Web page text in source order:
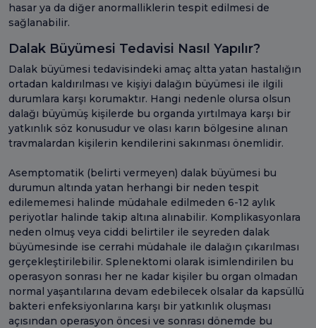
hasar ya da diğer anormalliklerin tespit edilmesi de
sağlanabilir.
Dalak Büyümesi Tedavisi Nasıl Yapılır?
Dalak büyümesi tedavisindeki amaç altta yatan hastalığın
ortadan kaldırılması ve kişiyi dalağın büyümesi ile ilgili
durumlara karşı korumaktır. Hangi nedenle olursa olsun
dalağı büyümüş kişilerde bu organda yırtılmaya karşı bir
yatkınlık söz konusudur ve olası karın bölgesine alınan
travmalardan kişilerin kendilerini sakınması önemlidir.
Asemptomatik (belirti vermeyen) dalak büyümesi bu
durumun altında yatan herhangi bir neden tespit
edilememesi halinde müdahale edilmeden 6-12 aylık
periyotlar halinde takip altına alınabilir. Komplikasyonlara
neden olmuş veya ciddi belirtiler ile seyreden dalak
büyümesinde ise cerrahi müdahale ile dalağın çıkarılması
gerçekleştirilebilir. Splenektomi olarak isimlendirilen bu
operasyon sonrası her ne kadar kişiler bu organ olmadan
normal yaşantılarına devam edebilecek olsalar da kapsüllü
bakteri enfeksiyonlarına karşı bir yatkınlık oluşması
açısından operasyon öncesi ve sonrası dönemde bu